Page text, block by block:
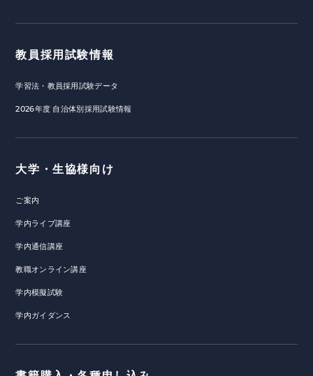
教員採用試験情報
学習法・教員採用試験データ
2026年度 自治体別採用試験情報
大学・生協様向け
ご案内
学内ライブ講座
学内通信講座
教職オンライン講座
学内模擬試験
学内ガイダンス